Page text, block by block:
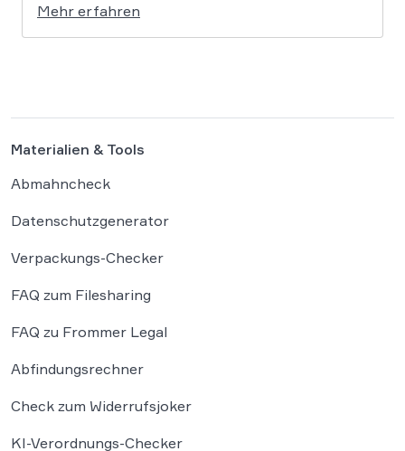
KI-gestützte Umgestaltung zulässig ist, solange
die individuellen kreativen Merkmale des
Mehr erfahren
Materialien & Tools
Abmahncheck
Datenschutzgenerator
Verpackungs-Checker
FAQ zum Filesharing
FAQ zu Frommer Legal
Abfindungsrechner
Check zum Widerrufsjoker
KI-Verordnungs-Checker